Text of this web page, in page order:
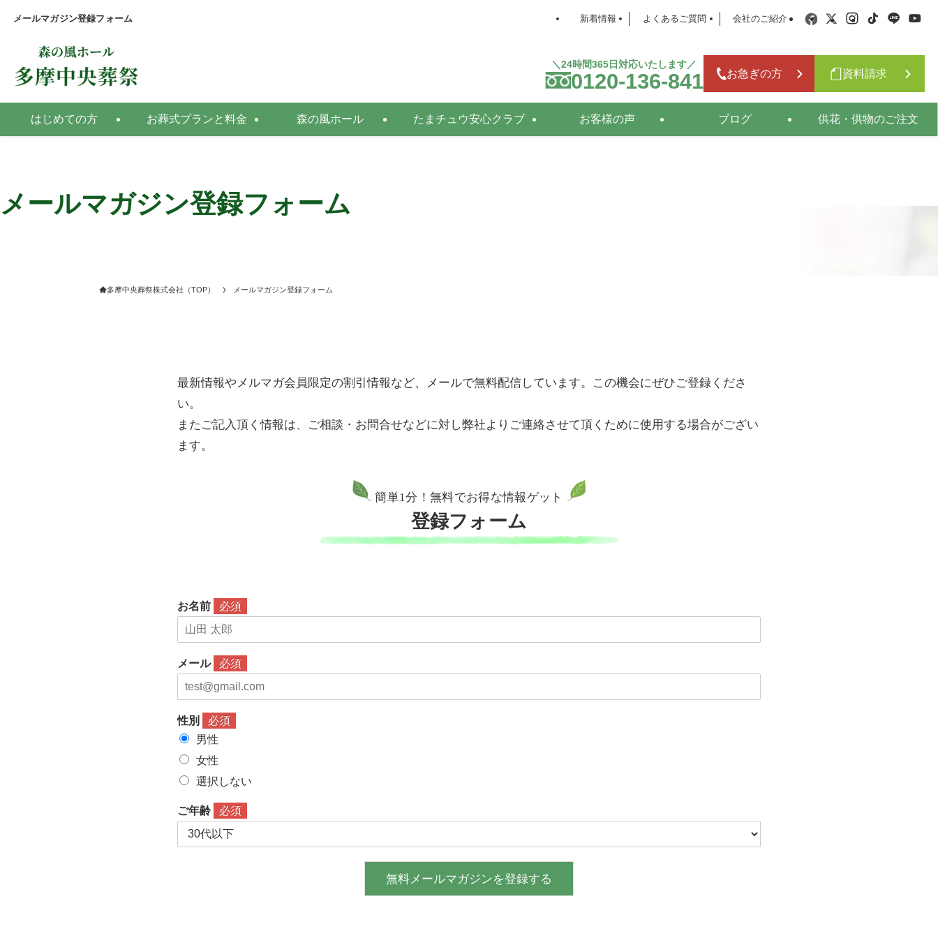
メールマガジン登録フォーム 新着情報 よくあるご質問 会社のご紹介
＼24時間365日対応いたします／
0120-136-841 お急ぎの方 資料請求
はじめての方 お葬式プランと料金 森の風ホール たまチュウ安心クラブ お客様の声 ブログ 供花・供物のご注文
メールマガジン登録フォーム
多摩中央葬祭株式会社（TOP） メールマガジン登録フォーム
最新情報やメルマガ会員限定の割引情報など、メールで無料配信しています。この機会にぜひご登録くださ
い。
またご記入頂く情報は、ご相談・お問合せなどに対し弊社よりご連絡させて頂くために使用する場合がござい
ます。
簡単1分！無料でお得な情報ゲット
登録フォーム
お名前 必須
メール 必須
性別
必須
男性
女性
選択しない
ご年齢 必須
無料メールマガジンを登録する